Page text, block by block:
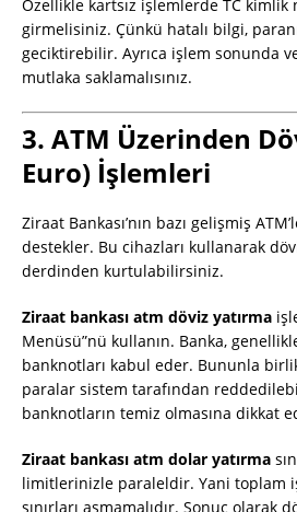
Özellikle kartsız işlemlerde TC kimlik
girmelisiniz. Çünkü hatalı bilgi,
geciktirebilir. Ayrıca işlem sonunda
mutlaka saklamalısınız.
3. ATM Üzerinden
Euro) İşlemleri
Ziraat Bankası’nın bazı gelişmiş
destekler. Bu cihazları kullanarak
derdinden kurtulabilirsiniz.
Ziraat bankası atm döviz yatırma
Menüsü”nü kullanın. Banka,
banknotları kabul eder. Bununla
paralar sistem tarafından
banknotların temiz olmasına dikkat
Ziraat bankası atm dolar yatırma
limitlerinizle paraleldir. Yani toplam
sınırları aşmamalıdır. Sonuç olarak